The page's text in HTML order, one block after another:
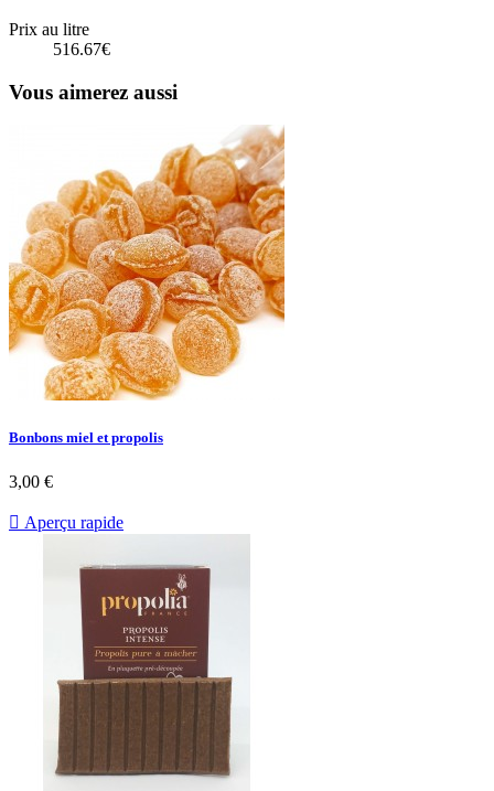
Prix au litre
516.67€
Vous aimerez aussi
Bonbons miel et propolis
3,00 €
 Aperçu rapide